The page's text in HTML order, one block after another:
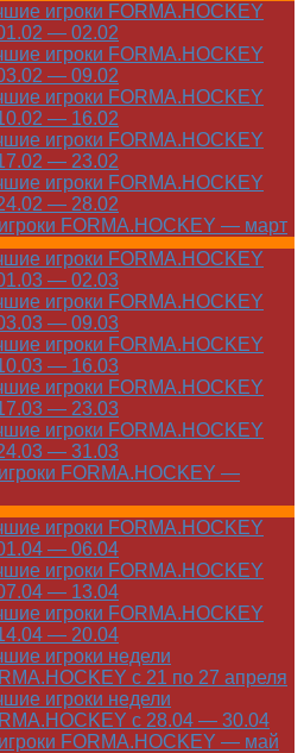
игроки FORMA.HOCKEY
— 02.02
игроки FORMA.HOCKEY
— 09.02
игроки FORMA.HOCKEY
— 16.02
игроки FORMA.HOCKEY
— 23.02
игроки FORMA.HOCKEY
— 28.02
FORMA.HOCKEY — март
игроки FORMA.HOCKEY
— 02.03
игроки FORMA.HOCKEY
— 09.03
игроки FORMA.HOCKEY
— 16.03
игроки FORMA.HOCKEY
— 23.03
игроки FORMA.HOCKEY
— 31.03
FORMA.HOCKEY —
игроки FORMA.HOCKEY
— 06.04
игроки FORMA.HOCKEY
— 13.04
игроки FORMA.HOCKEY
— 20.04
игроки недели
с 21 по 27 апреля
игроки недели
с 28.04 — 30.04
FORMA.HOCKEY — май